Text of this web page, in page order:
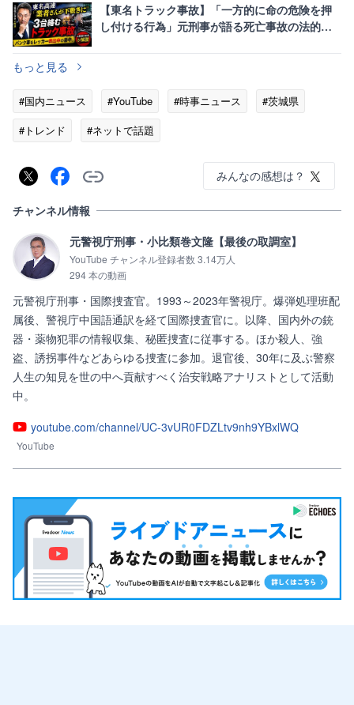
【東名トラック事故】「一方的に命の危険を押
し付ける行為」元刑事が語る死亡事故の法的責
もっと見る
#国内ニュース #YouTube #時事ニュース
#茨城県
#トレンド
#ネットで話題
みんなの感想は？
チャンネル情報
元警視庁刑事・小比類巻文隆【最後の取調室】
YouTube チャンネル登録者数 3.14万人
294 本の動画
元警視庁刑事・国際捜査官。1993～2023年警視庁。爆弾処理班配
属後、警視庁中国語通訳を経て国際捜査官に。以降、国内外の銃
器・薬物犯罪の情報収集、秘匿捜査に従事する。ほか殺人、強
盗、誘拐事件などあらゆる捜査に参加。退官後、30年に及ぶ警察
人生の知見を世の中へ貢献すべく治安戦略アナリストとして活動
中。
youtube.com/channel/UC-3vUR0FDZLtv9nh9YBxlWQ
YouTube